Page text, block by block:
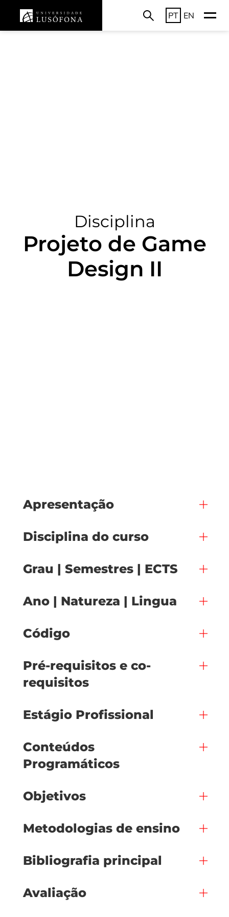
PT EN
Disciplina
Projeto de Game
Design II
Apresentação
Disciplina do curso
Grau | Semestres | ECTS
Ano | Natureza | Lingua
Código
Pré-requisitos e co-
requisitos
Estágio Profissional
Conteúdos
Programáticos
Objetivos
Metodologias de ensino
Bibliografia principal
Avaliação